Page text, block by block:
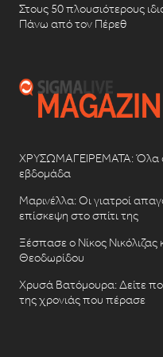
Στους 50 πλουσιότερους
Πάνω από τον Πέρεθ
ΧΡΥΣΩΜΑΓΕΙΡΕΜΑΤΑ: Όλα
εβδομάδα
Μαρινέλλα: Οι γιατροί
επίσκεψη στο σπίτι της
Ξέσπασε ο Νίκος
Θεοδωρίδου
Χρυσά Βατόμουρα: Δείτε
της χρονιάς που πέρασε